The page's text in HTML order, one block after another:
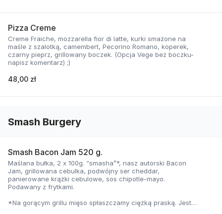
Pizza Creme
Creme Fraiche, mozzarella fior di latte, kurki smażone na
maśle z szalotką, camembert, Pecorino Romano, koperek,
czarny pieprz, grillowany boczek. (Opcja Vege bez boczku-
napisz komentarz) ;)
48,00 zł
Smash Burgery
Smash Bacon Jam 520 g.
Maślana bułka, 2 x 100g. “smasha”*, nasz autorski Bacon
Jam, grillowana cebulka, podwójny ser cheddar,
panierowane krążki cebulowe, sos chipotle-mayo.
Podawany z frytkami.
*Na gorącym grillu mięso spłaszczamy ciężką praską. Jest